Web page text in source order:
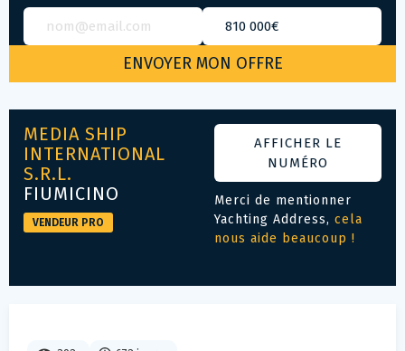
MEDIA SHIP
INTERNATIONAL
S.R.L.
FIUMICINO
VENDEUR PRO
AFFICHER LE
NUMÉRO
Merci de mentionner
Yachting Address, cela
nous aide beaucoup !